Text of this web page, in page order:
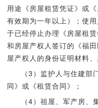
用途《房屋租赁凭证》或
有效期为一年以上）；使
于已经停止办理《房屋租
和房屋产权人签订的《福
屋产权人的身份证明材料
（3）监护人与住建
同》或《租赁合同》；
（4）祖屋、军产房